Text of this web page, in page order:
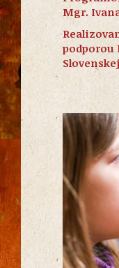
Mgr.